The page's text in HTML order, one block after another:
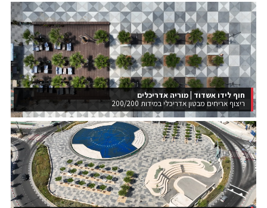
חוף לידו אשדוד | מוריה אדריכלים
ריצוף אריחים מבטון אדריכלי במידות 200/200